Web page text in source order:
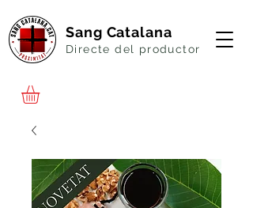
Sang Catalana
Directe del productor